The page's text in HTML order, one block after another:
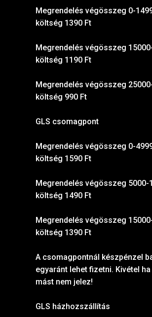
Megrendelés végösszeg 0-
költség 1390 Ft
Megrendelés végösszeg
költség 1190 Ft
Megrendelés végösszeg
költség 990 Ft
GLS csomagpont
Megrendelés végösszeg 0-
költség 1590 Ft
Megrendelés végösszeg 5000-
költség 1490 Ft
Megrendelés végösszeg
költség 1390 Ft
A csomagpontnál készpénzel
egyaránt lehet fizetni. Kivétel
mást nem jelez!
GLS házhozszállítás